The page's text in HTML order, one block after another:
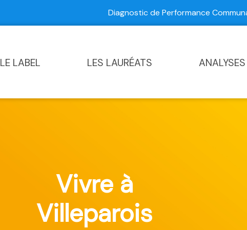
Diagnostic de Performance
LE LABEL LES LAURÉATS
Vivre à
Villeparois